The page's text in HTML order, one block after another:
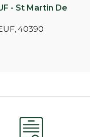
- St Martin De
40390